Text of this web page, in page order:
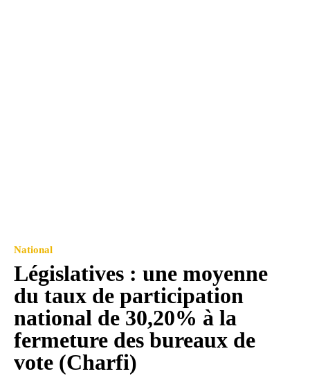
National
Législatives : une moyenne
du taux de participation
national de 30,20% à la
fermeture des bureaux de
vote (Charfi)